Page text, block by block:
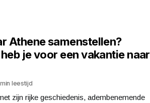
Athene samenstellen?
je voor een vakantie naar
leestijd
zijn rijke geschiedenis, adembenemende